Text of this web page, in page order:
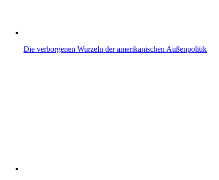
Die verborgenen Wurzeln der amerikanischen Außenpolitik